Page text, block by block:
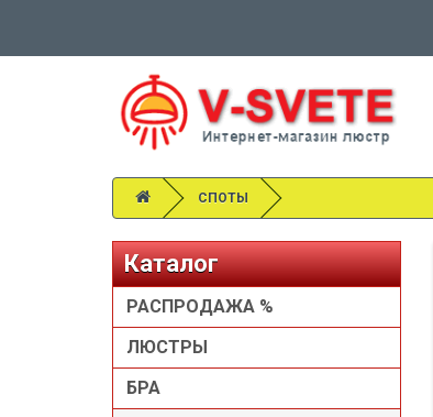
СПОТЫ
Каталог
РАСПРОДАЖА %
ЛЮСТРЫ
БРА